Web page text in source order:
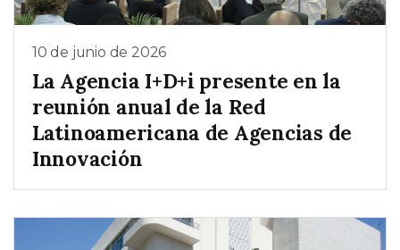
10 de junio de 2026
La Agencia I+D+i presente en la
reunión anual de la Red
Latinoamericana de Agencias de
Innovación